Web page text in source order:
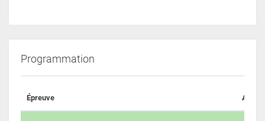
Programmation
Épreuve Auteur